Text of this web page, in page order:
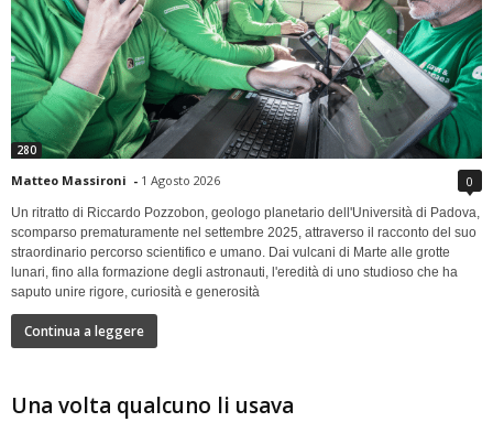
280
Matteo Massironi - 1 Agosto 2026 0
Un ritratto di Riccardo Pozzobon, geologo planetario dell'Università di Padova,
scomparso prematuramente nel settembre 2025, attraverso il racconto del suo
straordinario percorso scientifico e umano. Dai vulcani di Marte alle grotte
lunari, fino alla formazione degli astronauti, l'eredità di uno studioso che ha
saputo unire rigore, curiosità e generosità
Continua a leggere
Una volta qualcuno li usava